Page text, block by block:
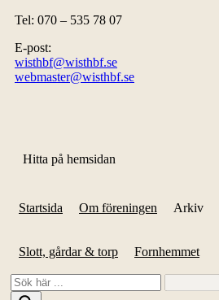
Tel: 070 – 535 78 07
E-post:
wisthbf@wisthbf.se
webmaster@wisthbf.se
Hitta på hemsidan
Startsida Om föreningen Arkiv
Slott, gårdar & torp Fornhemmet